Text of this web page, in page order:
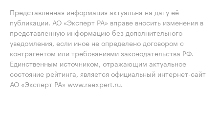
Представленная информация актуальна на дату её
публикации. АО «Эксперт РА» вправе вносить изменения в
представленную информацию без дополнительного
уведомления, если иное не определено договором с
контрагентом или требованиями законодательства РФ.
Единственным источником, отражающим актуальное
состояние рейтинга, является официальный интернет-сайт
АО «Эксперт РА» www.raexpert.ru.